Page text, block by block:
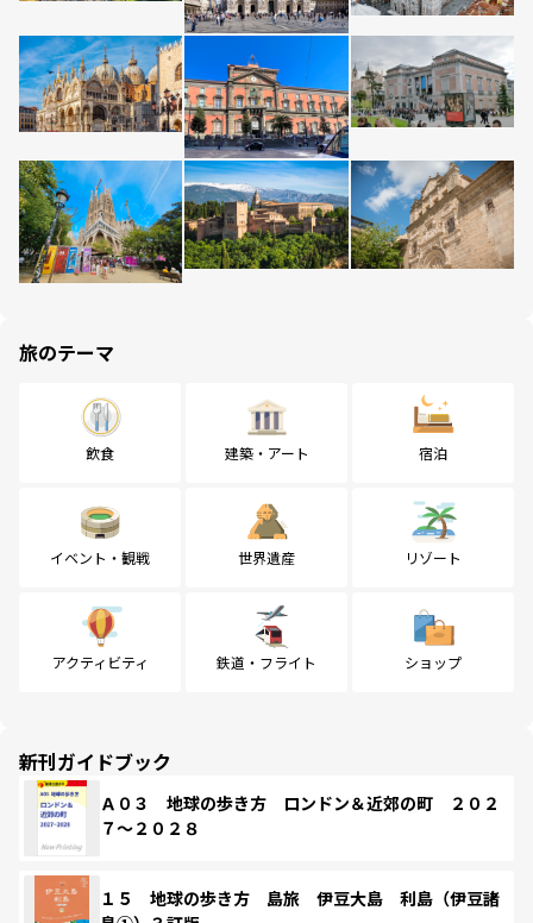
旅のテーマ
飲食 建築・アート 宿泊
イベント・観戦 世界遺産 リゾート
アクティビティ 鉄道・フライト ショップ
新刊ガイドブック
Ａ０３ 地球の歩き方 ロンドン＆近郊の町 ２０２
７～２０２８
１５ 地球の歩き方 島旅 伊豆大島 利島（伊豆諸